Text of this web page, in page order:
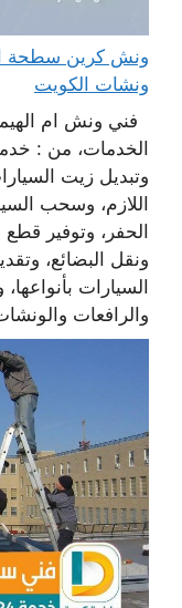
ونشات الكويت
فني ونش ام
الخدمات، من :
وتبديل زيت
اللازم، وسحب
الحفر، وتوفير قطع
ونقل البضائع،
السيارات
والرافعات